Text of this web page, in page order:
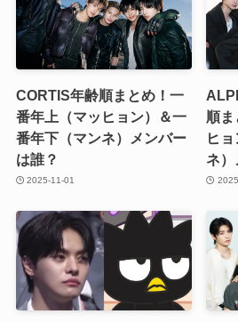
CORTIS年齢順まとめ！一
番年上（マッヒョン）＆一
番年下（マンネ）メンバー
は誰？
2025-11-01
順
ヒ
ネ）